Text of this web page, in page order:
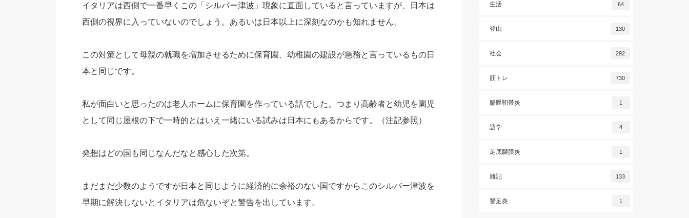
イタリアは西側で一番早くこの「シルバー津波」現象に直面していると言っていますが、日本は
西側の視界に入っていないのでしょう。あるいは日本以上に深刻なのかも知れません。
この対策として母親の就職を増加させるために保育園、幼稚園の建設が急務と言っているもの日
本と同じです。
私が面白いと思ったのは老人ホームに保育園を作っている話でした。つまり高齢者と幼児を園児
として同じ屋根の下で一時的とはいえ一緒にいる試みは日本にもあるからです。（注記参照）
発想はどの国も同じなんだなと感心した次第。
まだまだ少数のようですが日本と同じように経済的に余裕のない国ですからこのシルバー津波を
早期に解決しないとイタリアは危ないぞと警告を出しています。
生活 64
登山 130
社会 292
筋トレ 730
腸脛靭帯炎 1
語学 4
足底腱膜炎 1
雑記 133
鵞足炎 1